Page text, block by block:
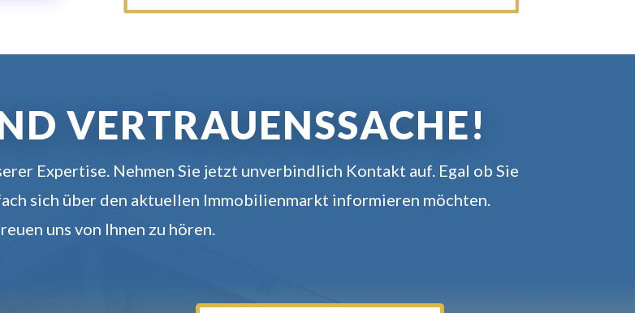
VERTRAUENSSACHE!
Expertise. Nehmen Sie jetzt unverbindlich Kontakt auf. Egal ob Sie
sich über den aktuellen Immobilienmarkt informieren möchten.
uns von Ihnen zu hören.